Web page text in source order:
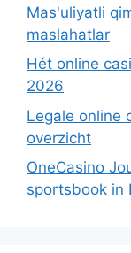
Mas'uliyatli
maslahatlar
Hét online
2026
Legale online
overzicht
OneCasino
sportsbook in